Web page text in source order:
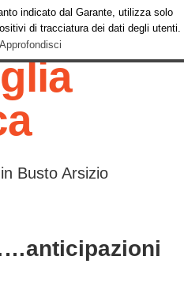
Busto Arsizio
indicato dal Garante, utilizza solo
di tracciatura dei dati degli utenti.
Approfondisci